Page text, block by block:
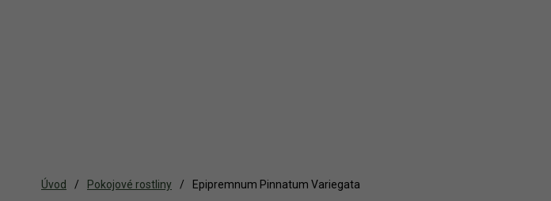
Úvod Pokojové rostliny Epipremnum Pinnatum Variegata